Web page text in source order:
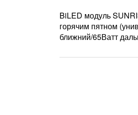
BiLED модуль
горячим пятном
ближний/65Ватт